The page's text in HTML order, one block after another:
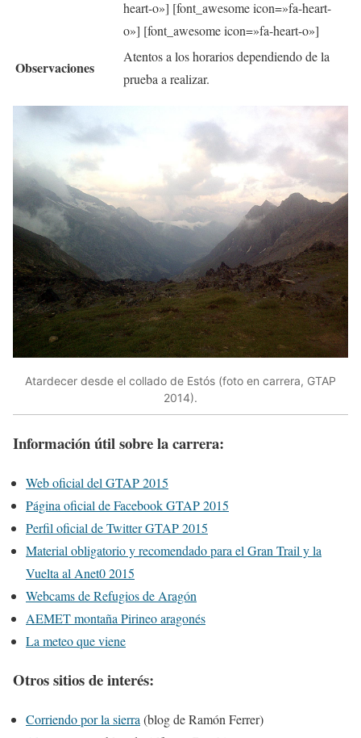
heart-o»] [font_awesome icon=»fa-heart-
o»] [font_awesome icon=»fa-heart-o»]
Observaciones
Atentos a los horarios dependiendo de la
prueba a realizar.
Atardecer desde el collado de Estós (foto en carrera, GTAP
2014).
Información útil sobre la carrera:
Web oficial del GTAP 2015
Página oficial de FacebookGTAP 2015
Perfil oficial de TwitterGTAP 2015
Material obligatorio y recomendado para el Gran Trail y la
Vuelta al Anet0 2015
Webcams de Refugios de Aragón
AEMET montaña Pirineo aragonés
La meteo que viene
Otros sitios de interés:
Corriendo por la sierra (blog de Ramón Ferrer)